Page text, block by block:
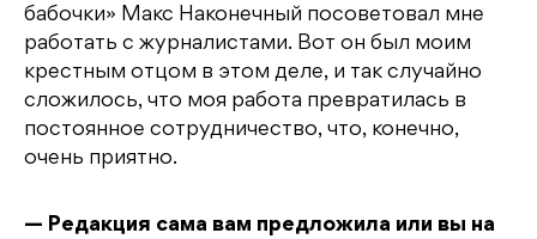
бабочки» Макс Наконечный посоветовал мне
работать с журналистами. Вот он был моим
крестным отцом в этом деле, и так случайно
сложилось, что моя работа превратилась в
постоянное сотрудничество, что, конечно,
очень приятно.
— Редакция сама вам предложила или вы на